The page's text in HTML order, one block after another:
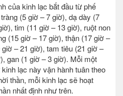
của kinh lạc bắt đầu từ phế
(5 giờ – 7 giờ), dạ dày (7
tim (11 giờ – 13 giờ), ruột non
(15 giờ – 17 giờ), thận (17 giờ –
– 21 giờ), tam tiêu (21 giờ –
gan (1 giờ – 3 giờ). Mỗi một
lạc này vận hành tuân theo
thần, mỗi kinh lạc sẽ hoạt
nhất định như trên.